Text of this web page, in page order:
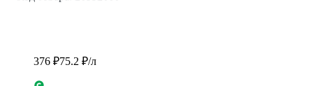
376 ₽75.2 ₽/л